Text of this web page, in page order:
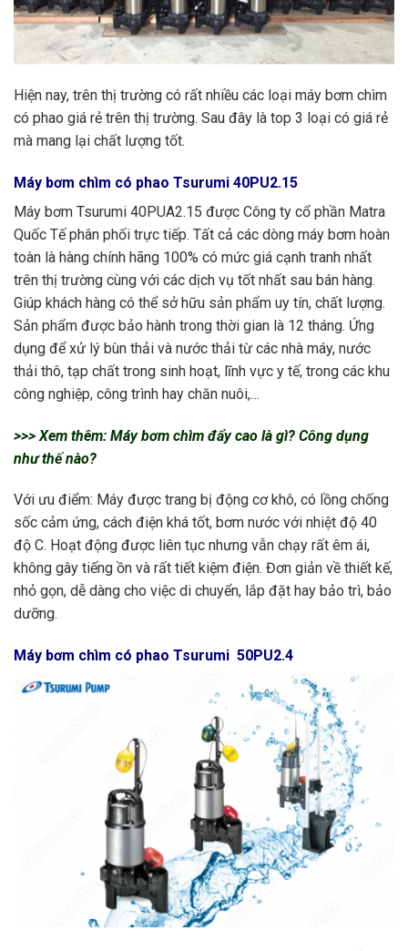
Hiện nay, trên thị trường có rất nhiều các loại máy bơm chìm
có phao giá rẻ trên thị trường. Sau đây là top 3 loại có giá rẻ
mà mang lại chất lượng tốt.
Máy bơm chìm có phao Tsurumi 40PU2.15
Máy bơm Tsurumi 40PUA2.15 được Công ty cổ phần Matra
Quốc Tế phân phối trực tiếp. Tất cả các dòng máy bơm hoàn
toàn là hàng chính hãng 100% có mức giá cạnh tranh nhất
trên thị trường cùng với các dịch vụ tốt nhất sau bán hàng.
Giúp khách hàng có thể sở hữu sản phẩm uy tín, chất lượng.
Sản phẩm được bảo hành trong thời gian là 12 tháng. Ứng
dụng đểxử lý bùn thải và nước thải từ các nhà máy, nước
thải thô, tạp chất trong sinh hoạt, lĩnh vực y tế, trong các khu
công nghiệp, công trình hay chăn nuôi,…
>>> Xem thêm: Máy bơm chìm đẩy cao là gì? Công dụng
như thế nào?
Với ưu điểm: Máy được trang bị động cơ khô, có lồng chống
sốc cảm ứng, cách điện khá tốt, bơm nước với nhiệt độ 40
độ C. Hoạt động được liên tục nhưng vẫn chạy rất êm ái,
không gây tiếng ồn và rất tiết kiệm điện. Đơn giản về thiết kế,
nhỏ gọn, dễ dàng cho việc di chuyển, lắp đặt hay bảo trì, bảo
dưỡng.
Máy bơm chìm có phao Tsurumi 50PU2.4